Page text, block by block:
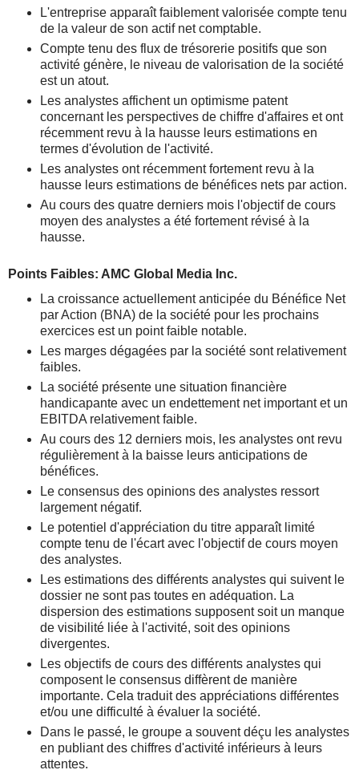
L'entreprise apparaît faiblement valorisée compte tenu
de la valeur de son actif net comptable.
Compte tenu des flux de trésorerie positifs que son
activité génère, le niveau de valorisation de la société
est un atout.
Les analystes affichent un optimisme patent
concernant les perspectives de chiffre d'affaires et ont
récemment revu à la hausse leurs estimations en
termes d'évolution de l'activité.
Les analystes ont récemment fortement revu à la
hausse leurs estimations de bénéfices nets par action.
Au cours des quatre derniers mois l'objectif de cours
moyen des analystes a été fortement révisé à la
hausse.
Points Faibles: AMC Global Media Inc.
La croissance actuellement anticipée du Bénéfice Net
par Action (BNA) de la société pour les prochains
exercices est un point faible notable.
Les marges dégagées par la société sont relativement
faibles.
La société présente une situation financière
handicapante avec un endettement net important et un
EBITDA relativement faible.
Au cours des 12 derniers mois, les analystes ont revu
régulièrement à la baisse leurs anticipations de
bénéfices.
Le consensus des opinions des analystes ressort
largement négatif.
Le potentiel d'appréciation du titre apparaît limité
compte tenu de l'écart avec l'objectif de cours moyen
des analystes.
Les estimations des différents analystes qui suivent le
dossier ne sont pas toutes en adéquation. La
dispersion des estimations supposent soit un manque
de visibilité liée à l'activité, soit des opinions
divergentes.
Les objectifs de cours des différents analystes qui
composent le consensus diffèrent de manière
importante. Cela traduit des appréciations différentes
et/ou une difficulté à évaluer la société.
Dans le passé, le groupe a souvent déçu les analystes
en publiant des chiffres d'activité inférieurs à leurs
attentes.